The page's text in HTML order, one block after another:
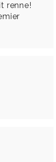
renne!